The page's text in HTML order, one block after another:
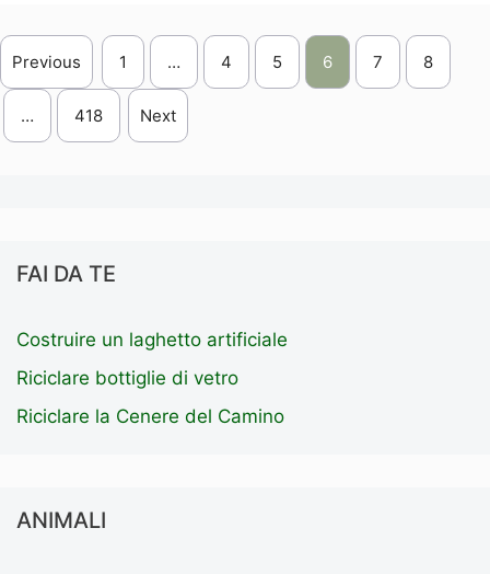
Previous 1 … 4 5 6 7 8
… 418 Next
FAI DA TE
Costruire un laghetto artificiale
Riciclare bottiglie di vetro
Riciclare la Cenere del Camino
ANIMALI